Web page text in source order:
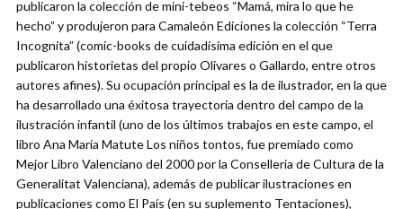
publicaron la colección de mini-tebeos “Mamá, mira lo que he
hecho” y produjeron para Camaleón Ediciones la colección “Terra
Incognita” (comic-books de cuidadísima edición en el que
publicaron historietas del propio Olivares o Gallardo, entre otros
autores afines). Su ocupación principal es la de ilustrador, en la que
ha desarrollado una éxitosa trayectoria dentro del campo de la
ilustración infantil (uno de los últimos trabajos en este campo, el
libro Ana María Matute Los niños tontos, fue premiado como
Mejor Libro Valenciano del 2000 por la Conselleria de Cultura de la
Generalitat Valenciana), además de publicar ilustraciones en
publicaciones como El País (en su suplemento Tentaciones),